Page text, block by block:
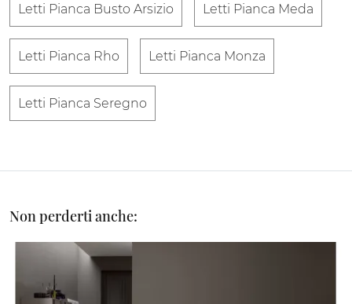
Letti Pianca Busto Arsizio Letti Pianca Meda
Letti Pianca Rho Letti Pianca Monza
Letti Pianca Seregno
Non perderti anche: